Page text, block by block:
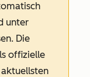
unter
Die
offizielle